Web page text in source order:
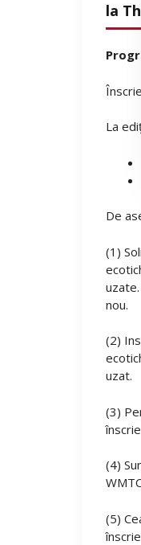
la
La
De
(1)
nou.
(2)
uzat.
(3)
(4)
(5)